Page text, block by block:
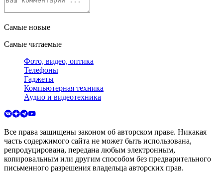
Самые новые
Самые читаемые
Фото, видео, оптика
Телефоны
Гаджеты
Компьютерная техника
Аудио и видеотехника
Все права защищены законом об авторском праве. Никакая
часть содержимого сайта не может быть использована,
репродуцирована, передана любым электронным,
копировальным или другим способом без предварительного
письменного разрешения владельца авторских прав.